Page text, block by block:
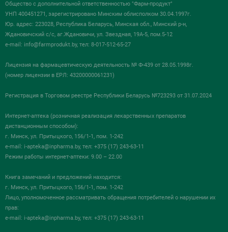
Общество с дополнительной ответственностью "Фарм-продукт"
УНП 400451271, зарегистрировано Минским облисполком 30.04.1997г.
Юр. адрес: 223028, Республика Беларусь, Минская обл., Минский р-н,
Ждановичский с/с, аг.Ждановичи, ул. Звездная, 19А-5, пом.5-12
e-mail: info@farmprodukt.by, тел: 8-017-512-65-27
Лицензия на фармацевтическую деятельность № Ф-439 от 28.05.1998г.
(номер лицензии в ЕРЛ: 43200000061231)
Регистрация в Торговом реестре Республики Беларусь №723293 от 31.07.2024
Интернет-аптека (розничная реализация лекарственных препаратов
дистанционным способом):
г. Минск, ул. Притыцкого, 156/1-1, пом. 1-242
e-mail: i-apteka@inpharma.by, тел: +375 (17) 243-63-11
Режим работы интернет-аптеки: 9.00 – 22.00
Книга замечаний и предложений находится:
г. Минск, ул. Притыцкого, 156/1-1, пом. 1-242
Лицо, уполномоченное рассматривать обращения потребителей о нарушении их
прав:
e-mail: i-apteka@inpharma.by, тел: +375 (17) 243-63-11